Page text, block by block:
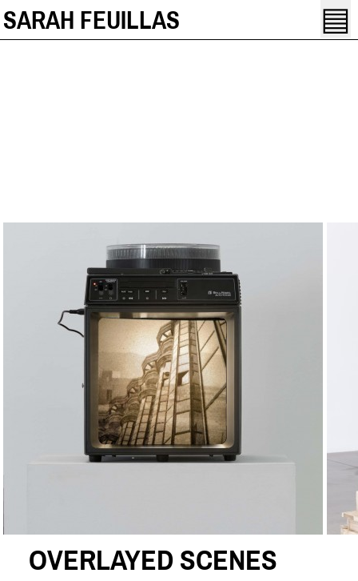
SARAH FEUILLAS ▤
OVERLAYED SCENES